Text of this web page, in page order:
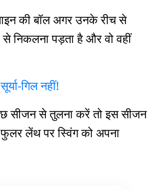
यॉर्कर अन्य
की बॉल अगर उनके रीच से
निकलना पड़ता है और वो वहीं
गिल नहीं!
सीजन से तुलना करें तो इस सीजन
लेंथ पर स्विंग को अपना